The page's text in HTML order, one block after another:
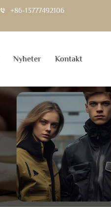
+86-13777492106
Nyheter Kontakt